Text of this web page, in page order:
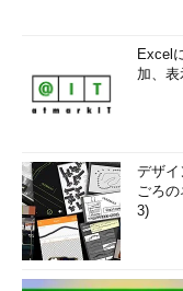
Excel
加、
デザイ
ごろ
3)